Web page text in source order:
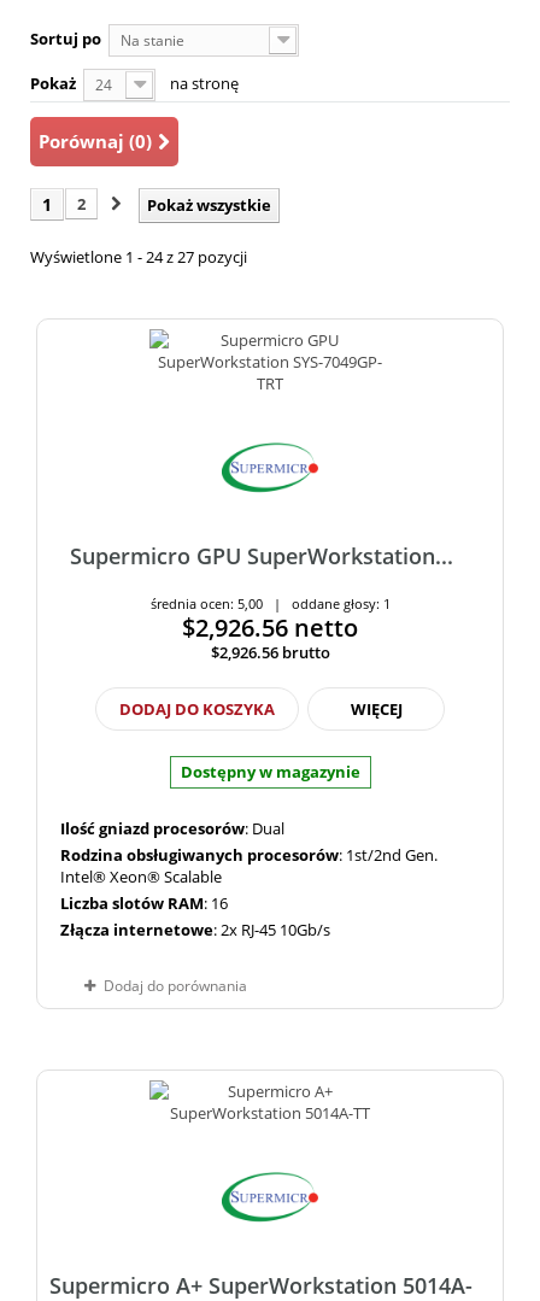
Sortuj po Na stanie
Pokaż 24 na stronę
Porównaj (0)
Pokaż wszystkie
1 2
Wyświetlone 1 - 24 z 27 pozycji
Supermicro GPU SuperWorkstation...
średnia ocen: 5,00 | oddane głosy: 1
$2,926.56 netto
$2,926.56 brutto
DODAJ DO KOSZYKA WIĘCEJ
Dostępny w magazynie
Ilość gniazd procesorów: Dual
Rodzina obsługiwanych procesorów: 1st/2nd Gen.
Intel® Xeon® Scalable
Liczba slotów RAM: 16
Złącza internetowe: 2x RJ-45 10Gb/s
Dodaj do porównania
Supermicro A+ SuperWorkstation 5014A-